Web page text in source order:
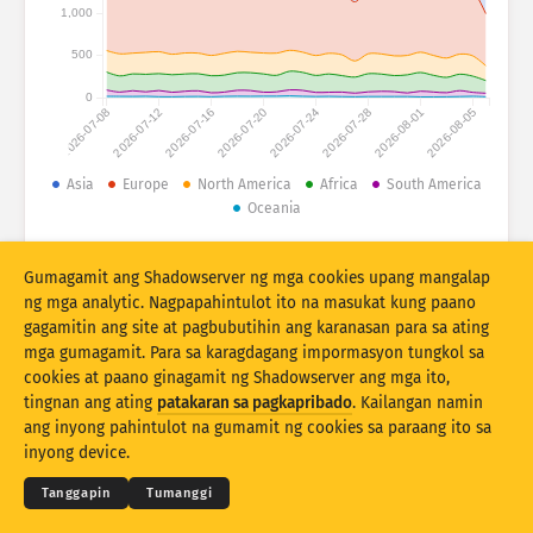
Mga istatistika ng atake: Mga Device
Tulong
Mga bansa
Set ng datos
Limitasyon
Mga resulta ng automatically update
I-update I-reset
I-download bilang PNG
2026-07-082026-07-122026-07-162026-07-202026-07-242026-07-282026-08-012026-08-05
0
500
1,000
Asia Europe North America Africa
South America
Oceania
© 2026THE SHADOWSERVER FOUNDATION
Pagkapribaduhan at Mga Tuntunin
Makipag-ugnayan sa amin
Pasasalamat
Gumagamit ang Shadowserver ng mga cookies upang mangalap
ng mga analytic. Nagpapahintulot ito na masukat kung paano
gagamitin ang site at pagbubutihin ang karanasan para sa ating
mga gumagamit. Para sa karagdagang impormasyon tungkol sa
cookies at paano ginagamit ng Shadowserver ang mga ito,
tingnan ang ating patakaran sa pagkapribado. Kailangan namin
ang inyong pahintulot na gumamit ng cookies sa paraang ito sa
inyong device.
Tanggapin Tumanggi